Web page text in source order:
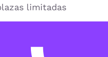
limitadas